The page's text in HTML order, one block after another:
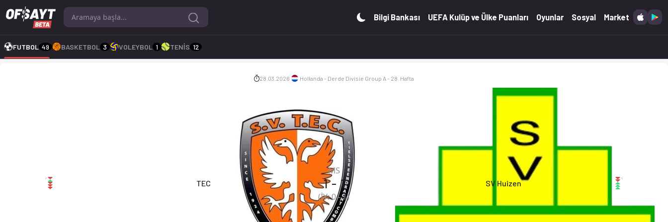
TEC - SV Huizen 1-1 bitti. Gol anları, kadro, istatistikler, puan durumu ve iddaa oranları Ofsayt'ta. (28.03.2026)
Bilgi Bankası UEFA Kulüp ve Ülke Puanları Oyunlar Sosyal Market
FUTBOL 49 BASKETBOL 3 VOLEYBOL 1 TENİS 12
TEC 1-1 SV Huizen
28.03.2026 Hollanda - Derde Divisie Group A - 28. Hafta
TEC
MS
1 - 1
(İY:0-1)
SV Huizen